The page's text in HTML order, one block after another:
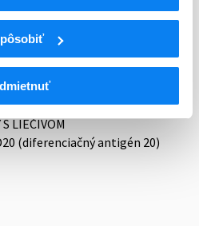
imunomodulátory
PROTILÁTKY A KONJUGÁTY
LIEČIVOM
(diferenciačný antigén 20)